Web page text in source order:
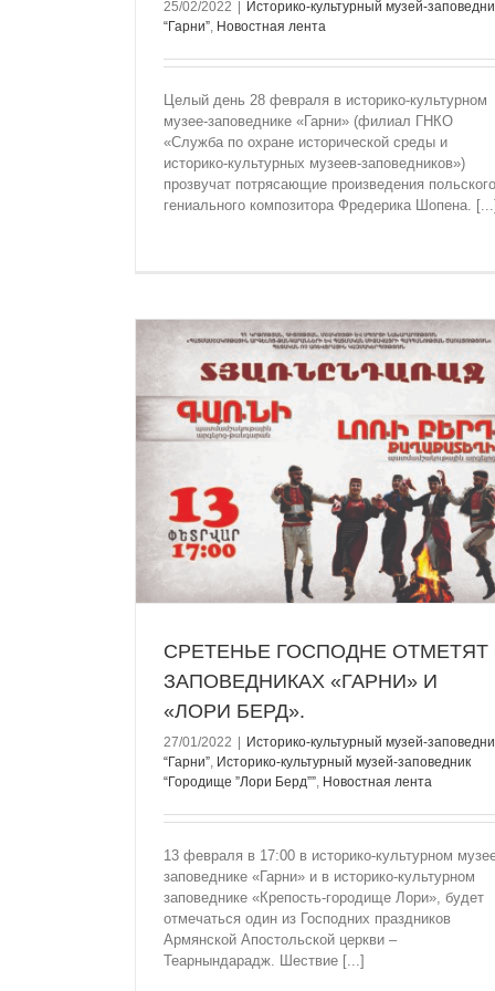
25/02/2022
Историко-культурный музей-
“Гарни”, Новостная лента
Целый день 28 февраля в историко-культурном
музее-заповеднике «Гарни» (филиал ГНКО
«Служба по охране исторической среды и
историко-культурных музеев-заповедников»)
прозвучат потрясающие произведения польского
гениального композитора Фредерика Шопена. [...]
СРЕТЕНЬЕ ГОСПОДНЕ (TYARЕND
ОТМЕТИЛИ В ЗАПОВЕДНИКАХ
«ЛОРИ БЕРД»
Историко-культурный музей-заповедник
Историко-культурный музей-заповедник
”Лори Берд””
Новостная лента
СРЕТЕНЬЕ ГОСПОДНЕ ОТМЕТЯТ
ЗАПОВЕДНИКАХ «ГАРНИ» И
«ЛОРИ БЕРД».
27/01/2022 | Историко-культурный музей-
“Гарни” Историко-культурный музей-заповедник
“Городище ”Лори Берд”” Новостная лента
13 февраля в 17:00 в историко-культурном
заповеднике «Гарни» и в историко-культурном
заповеднике «Крепость-городище Лори», будет
отмечаться один из Господних праздников
Армянской Апостольской церкви –
Теарнындарадж. Шествие [...]